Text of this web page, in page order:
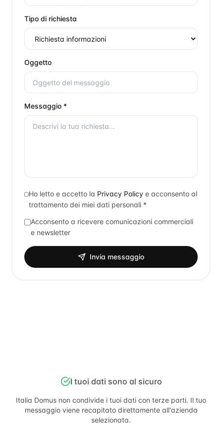
Tipo di richiesta
Oggetto
Messaggio *
Ho letto e accetto la Privacy Policy e acconsento al
trattamento dei miei dati personali *
Acconsento a ricevere comunicazioni commerciali
e newsletter
Invia messaggio
I tuoi dati sono al sicuro
Italia Domus non condivide i tuoi dati con terze parti. Il tuo
messaggio viene recapitato direttamente all'azienda
selezionata.